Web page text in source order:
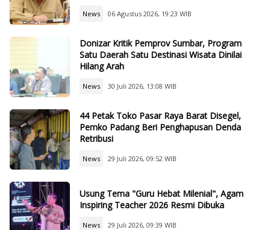
News 06 Agustus 2026, 19:23 WIB
Donizar Kritik Pemprov Sumbar, Program
Satu Daerah Satu Destinasi Wisata Dinilai
Hilang Arah
News 30 Juli 2026, 13:08 WIB
44 Petak Toko Pasar Raya Barat Disegel,
Pemko Padang Beri Penghapusan Denda
Retribusi
News 29 Juli 2026, 09:52 WIB
Usung Tema "Guru Hebat Milenial", Agam
Inspiring Teacher 2026 Resmi Dibuka
News 29 Juli 2026, 09:39 WIB